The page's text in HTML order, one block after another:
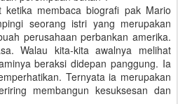
ketika membaca biografi pak Mario
seorang istri yang merupakan
perusahaan perbankan amerika.
Walau kita-kita awalnya melihat
beraksi didepan panggung. Ia
Ternyata ia merupakan
membangun kesuksesan dan